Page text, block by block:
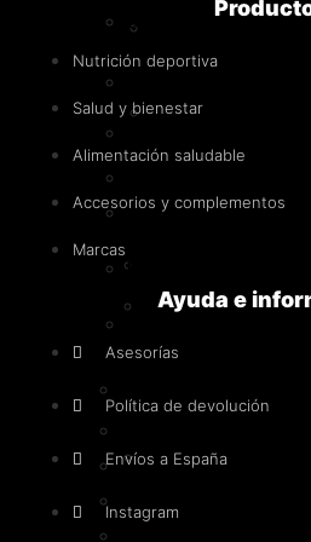
entreno
Post-
recuperadores
Whey
Concentrado
Iso
Aislado
Diuréticos
Sin estimulantes
Iso - Aislado de suero
Nutrición deportiva
Salud y bienestar
Alimentación saludable
Accesorios y complementos
Marcas
Ayuda e
Asesorías
Política de devolución
Envíos a España
Instagram